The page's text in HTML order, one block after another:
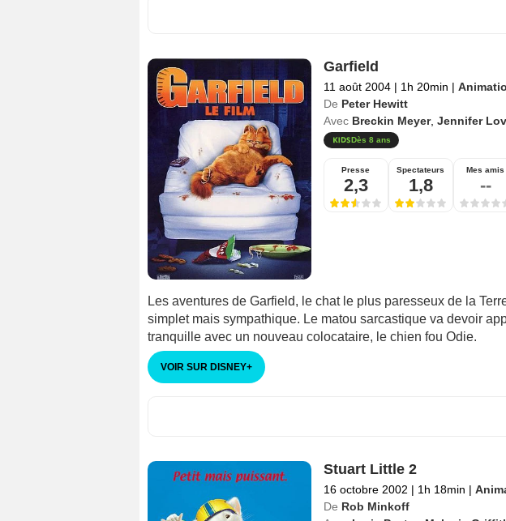
Garfield
11 août 2004 | 1h 20min |
De Peter Hewitt
Avec Breckin Meyer, Jennifer
Dès 8 ans
Presse
2,3
Spectateurs
1,8
Mes amis
--
Les aventures de Garfield, le chat le plus paresseux de la
simplet mais sympathique. Le matou sarcastique va devoir
tranquille avec un nouveau colocataire, le chien fou Odie.
VOIR SUR DISNEY+
Stuart Little 2
16 octobre 2002 | 1h 18min |
De Rob Minkoff